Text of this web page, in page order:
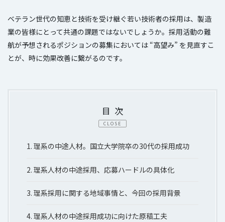
ベテラン世代の知恵と技術を受け継ぐ若い技術者の採用は、製造
業の皆様にとって共通の課題ではないでしょうか。採用活動の難
航が予想されるポジションの募集においては “高望み” を見直すこ
とが、時に効果改善に繋がるのです。
目次
CLOSE
1. 理系の中途人材。国立大学院卒の30代の採用成功
2. 理系人材の中途採用、応募ハードルの具体化
3. 理系採用に関する地域事情と、今回の採用背景
4. 理系人材の中途採用成功に向けた原稿工夫